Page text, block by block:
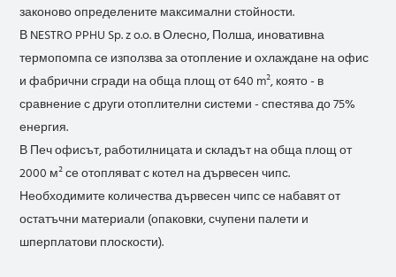
законово определените максимални стойности.
В NESTRO PPHU Sp. z o.o. в Олесно, Полша, иновативна
термопомпа се използва за отопление и охлаждане на офис
и фабрични сгради на обща площ от 640 m², която - в
сравнение с други отоплителни системи - спестява до 75%
енергия.
В Печ офисът, работилницата и складът на обща площ от
2000 м² се отопляват с котел на дървесен чипс.
Необходимите количества дървесен чипс се набавят от
остатъчни материали (опаковки, счупени палети и
шперплатови плоскости).